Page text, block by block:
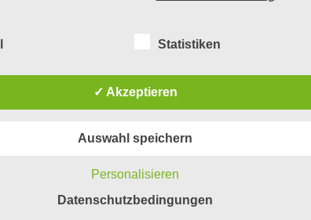
Plüschtiere und Federbetten – jeweils gut (am besten in Säcken)
abgetragene Schuhe, Einzelschuhe, Gummistiefel, Skischuhe, Klein-
Statistiken
✓ Akzeptieren
Auswahl speichern
Personalisieren
Datenschutzbedingungen